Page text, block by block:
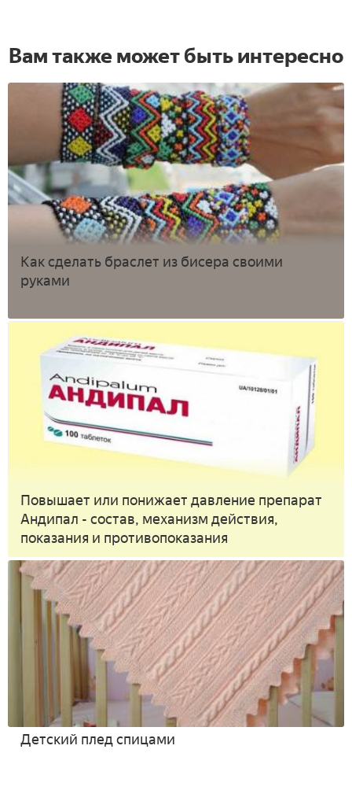
Вам также может быть интересно
Как сделать браслет из бисера своими
руками
Повышает или понижает давление препарат
Андипал - состав, механизм действия,
показания и противопоказания
Детский плед спицами